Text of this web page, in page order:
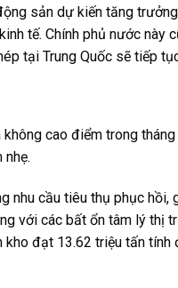
sản dự kiến tăng
tế. Chính phủ nước này
tại Trung Quốc sẽ tiếp
cao điểm trong
nhu cầu tiêu thụ phục
với các bất ổn tâm lý thị
đạt 13.62 triệu tấn